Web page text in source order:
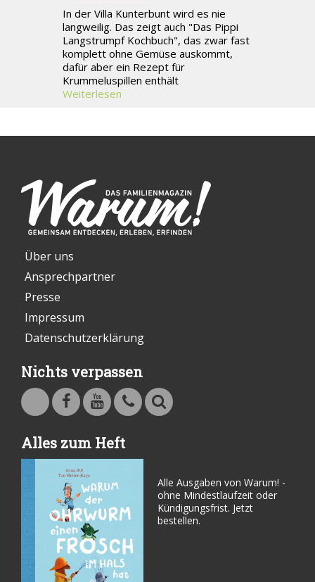
In der Villa Kunterbunt wird es nie
langweilig. Das zeigt auch "Das Pippi
Langstrumpf Kochbuch", das zwar fast
komplett ohne Gemüse auskommt,
dafür aber ein Rezept für
Krummeluspillen enthält
Weiterlesen
Über uns
Ansprechpartner
Presse
Impressum
Datenschutzerklärung
Nichts verpassen
Alles zum Heft
Alle Ausgaben von Warum! -
ohne Mindestlaufzeit oder
Kündigungsfrist. Jetzt
bestellen.